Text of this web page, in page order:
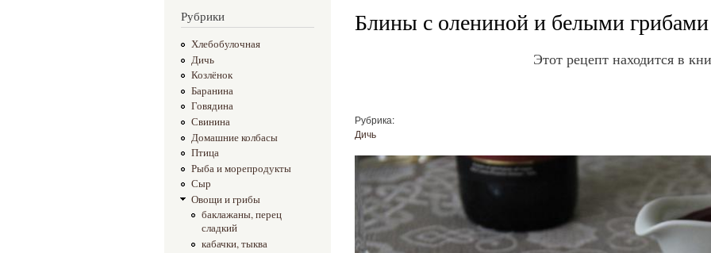
Рубрики
Хлебобулочная
Дичь
Козлёнок
Баранина
Говядина
Свинина
Домашние колбасы
Птица
Рыба и морепродукты
Сыр
Овощи и грибы
баклажаны, перец
сладкий
кабачки, тыква
Блины с олениной и белыми грибами
Этот рецепт находится в
Рубрика:
Дичь